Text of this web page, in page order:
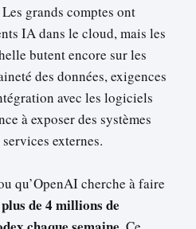
grands comptes ont
IA dans le cloud, mais les
butent encore sur les
des données, exigences
avec les logiciels
à exposer des systèmes
externes.
qu’OpenAI cherche à faire
plus de 4 millions de